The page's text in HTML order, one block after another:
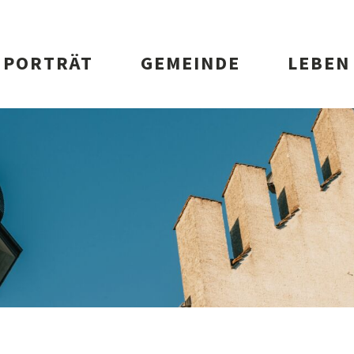
PORTRÄT GEMEINDE LEBEN